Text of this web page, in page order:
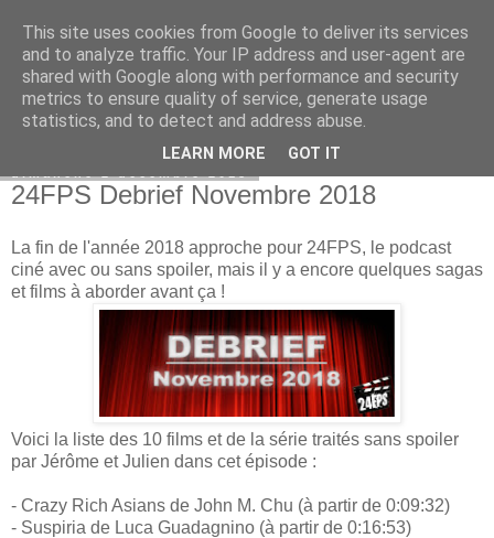
Bepod
24FPS Debrief Novembre 2018
La fin de l'année 2018 approche pour 24FPS, le podcast
ciné avec ou sans spoiler, mais il y a encore quelques sagas
et films à aborder avant ça !
Voici la liste des 10 films et de la série traités sans spoiler
par Jérôme et Julien dans cet épisode :
- Crazy Rich Asians de John M. Chu (à partir de 0:09:32)
- Suspiria de Luca Guadagnino (à partir de 0:16:53)
This site uses cookies from Google to deliver its services
and to analyze traffic. Your IP address and user-agent are
shared with Google along with performance and security
metrics to ensure quality of service, generate usage
statistics, and to detect and address abuse.
LEARN MORE GOT IT